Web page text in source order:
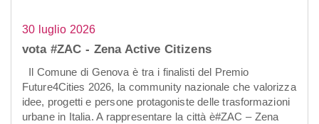
30 luglio 2026
vota #ZAC - Zena Active Citizens
Il Comune di Genova è tra i finalisti del Premio
Future4Cities 2026, la community nazionale che valorizza
idee, progetti e persone protagoniste delle trasformazioni
urbane in Italia. A rappresentare la città è#ZAC – Zena